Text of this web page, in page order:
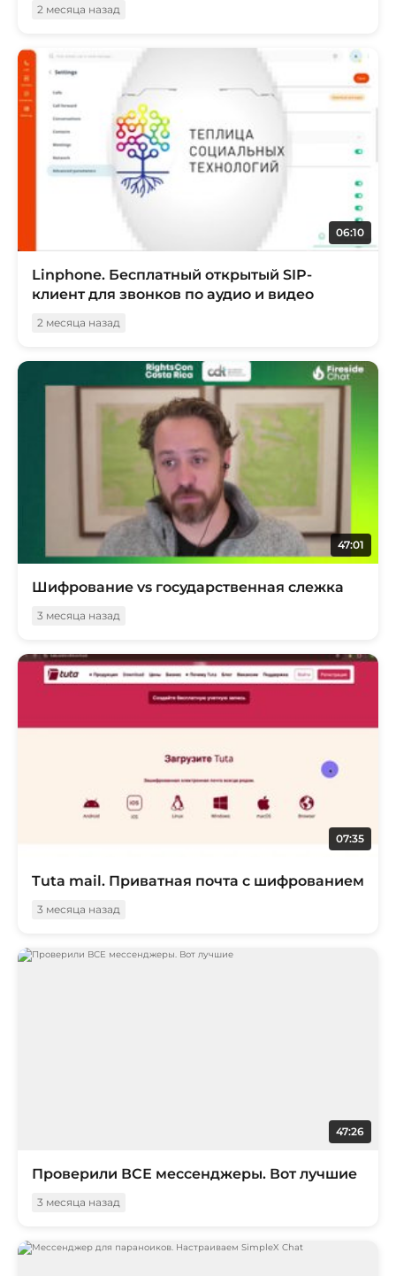
2 месяца назад
06:10
Linphone. Бесплатный открытый SIP-
клиент для звонков по аудио и видео
2 месяца назад
47:01
Шифрование vs государственная слежка
3 месяца назад
07:35
Tuta mail. Приватная почта с шифрованием
3 месяца назад
47:26
Проверили ВСЕ мессенджеры. Вот лучшие
3 месяца назад